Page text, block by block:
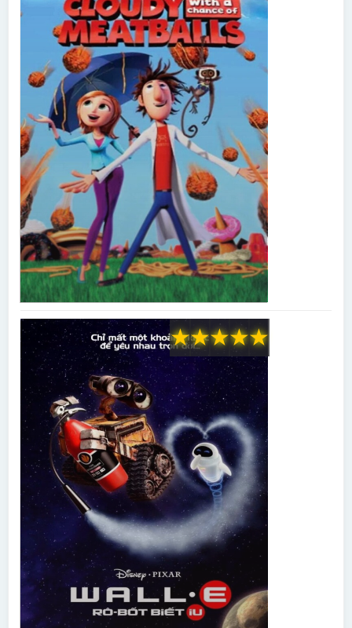
★
★
★
★
★